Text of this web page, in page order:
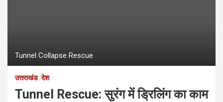
Tunnel Collapse Rescue
उत्तराखंड देश
Tunnel Rescue: सुरंग में ड्रिलिंग का काम